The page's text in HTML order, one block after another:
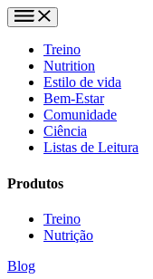
Treino
Nutrition
Estilo de vida
Bem-Estar
Comunidade
Ciência
Listas de Leitura
Produtos
Treino
Nutrição
Blog